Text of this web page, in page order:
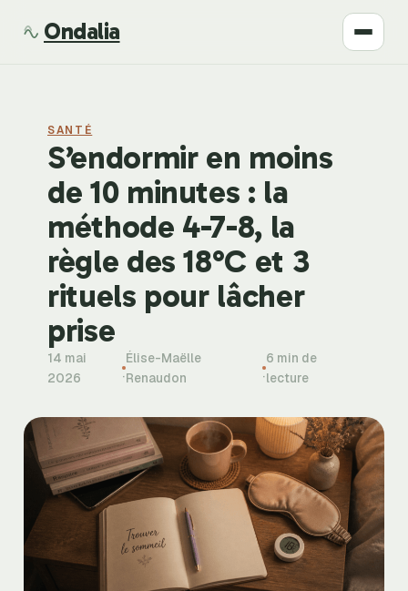
Ondalia
Beauté
Développement
Mode
Bien-être
SANTÉ
S’endormir en moins
de 10 minutes : la
méthode 4-7-8, la
règle des 18°C et 3
rituels pour lâcher
prise
14 mai
2026
·
Élise-Maëlle
Renaudon
·
6 min de
lecture